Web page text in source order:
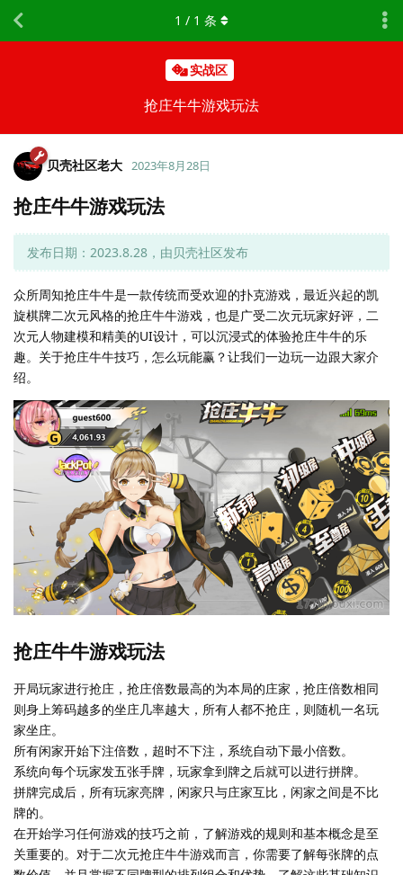
实战区
抢庄牛牛游戏玩法
1 / 1 条
贝壳社区老大 2023年8月28日
抢庄牛牛游戏玩法
发布日期：2023.8.28，由贝壳社区发布
众所周知抢庄牛牛是一款传统而受欢迎的扑克游戏，最近兴起的凯
旋棋牌二次元风格的抢庄牛牛游戏，也是广受二次元玩家好评，二
次元人物建模和精美的UI设计，可以沉浸式的体验抢庄牛牛的乐
趣。关于抢庄牛牛技巧，怎么玩能赢？让我们一边玩一边跟大家介
绍。
抢庄牛牛游戏玩法
开局玩家进行抢庄，抢庄倍数最高的为本局的庄家，抢庄倍数相同
则身上筹码越多的坐庄几率越大，所有人都不抢庄，则随机一名玩
家坐庄。
所有闲家开始下注倍数，超时不下注，系统自动下最小倍数。
系统向每个玩家发五张手牌，玩家拿到牌之后就可以进行拼牌。
拼牌完成后，所有玩家亮牌，闲家只与庄家互比，闲家之间是不比
牌的。
在开始学习任何游戏的技巧之前，了解游戏的规则和基本概念是至
关重要的。对于二次元抢庄牛牛游戏而言，你需要了解每张牌的点